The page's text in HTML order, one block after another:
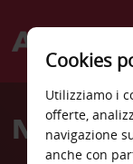
Welcome
Avis
Cookies
Utilizziamo i
offerte,
navigazione
anche con